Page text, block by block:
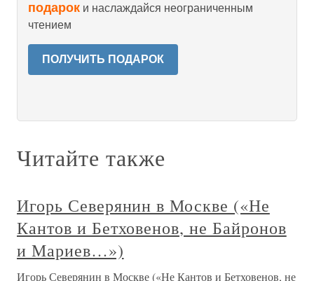
подарок и наслаждайся неограниченным
чтением
ПОЛУЧИТЬ ПОДАРОК
Читайте также
Игорь Северянин в Москве («Не
Кантов и Бетховенов, не Байронов
и Мариев…»)
Игорь Северянин в Москве («Не Кантов и Бетховенов, не